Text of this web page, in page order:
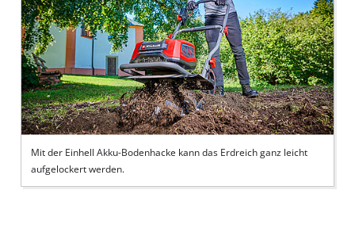
Mit der Einhell Akku-Bodenhacke kann das Erdreich ganz leicht
aufgelockert werden.